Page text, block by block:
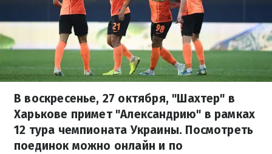
В воскресенье, 27 октября, "Шахтер" в
Харькове примет "Александрию" в рамках
12 тура чемпионата Украины. Посмотреть
поединок можно онлайн и по